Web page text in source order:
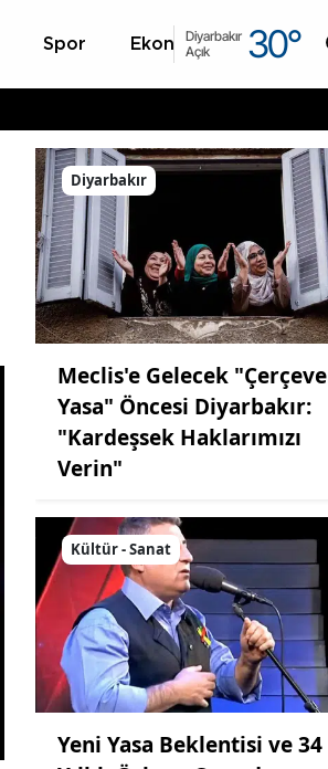
Spor Ekonomi Asayiş
Diyarbakır
Açık
30°
Diyarbakır
Meclis'e Gelecek "Çerçeve
Yasa" Öncesi Diyarbakır:
"Kardeşsek Haklarımızı
Verin"
Kültür - Sanat
Yeni Yasa Beklentisi ve 34